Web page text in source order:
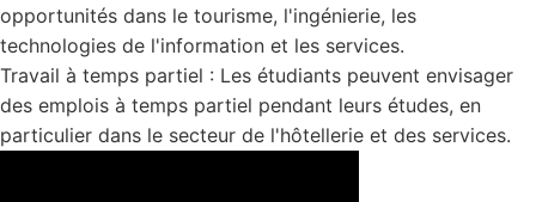
opportunités dans le tourisme, l'ingénierie, les
technologies de l'information et les services.
Travail à temps partiel : Les étudiants peuvent envisager
des emplois à temps partiel pendant leurs études, en
particulier dans le secteur de l'hôtellerie et des services.